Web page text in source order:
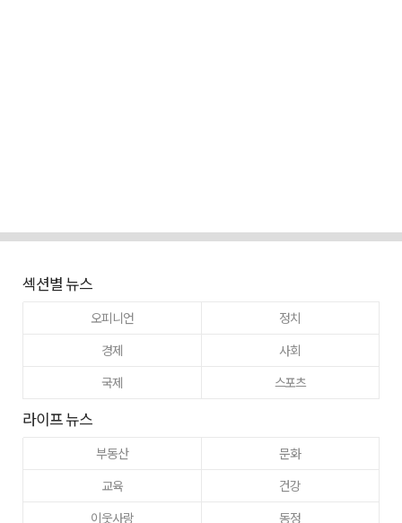
섹션별 뉴스
오피니언
정치
경제
사회
국제
스포츠
라이프 뉴스
부동산
문화
교육
건강
이웃사랑
동정